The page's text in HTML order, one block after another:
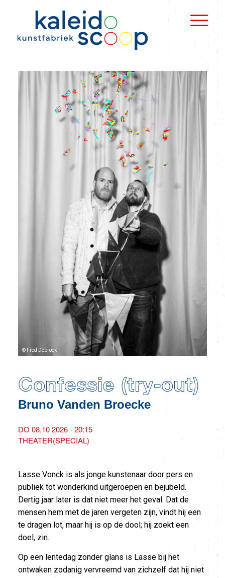
© Fred Debrock
Confessie (try-out)
Bruno Vanden Broecke
DO 08.10 2026 - 20:15
THEATER(SPECIAL)
Lasse Vonck is als jonge kunstenaar door pers en
publiek tot wonderkind uitgeroepen en bejubeld.
Dertig jaar later is dat niet meer het geval. Dat de
mensen hem met de jaren vergeten zijn, vindt hij een
te dragen lot, maar hij is op de dool; hij zoekt een
doel, zin.
Op een lentedag zonder glans is Lasse bij het
ontwaken zodanig vervreemd van zichzelf dat hij niet